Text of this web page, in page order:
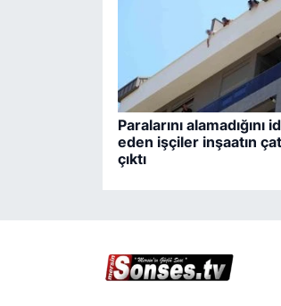
Paralarını alamadığını
eden işçiler inşaatın
çıktı